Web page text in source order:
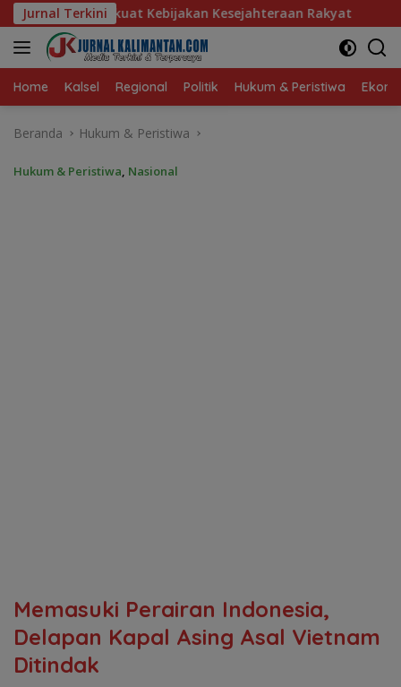
Langsung
ke
konten
Jurnal Terkini
Kesejahteraan Rakyat Baru 10 Persen, Aktivasi
Home Kalsel Regional Politik Hukum & Peristiwa
Beranda Hukum & Peristiwa
Hukum & Peristiwa, Nasional
Memasuki Perairan Indonesia,
Delapan Kapal Asing Asal Vietnam
Ditindak